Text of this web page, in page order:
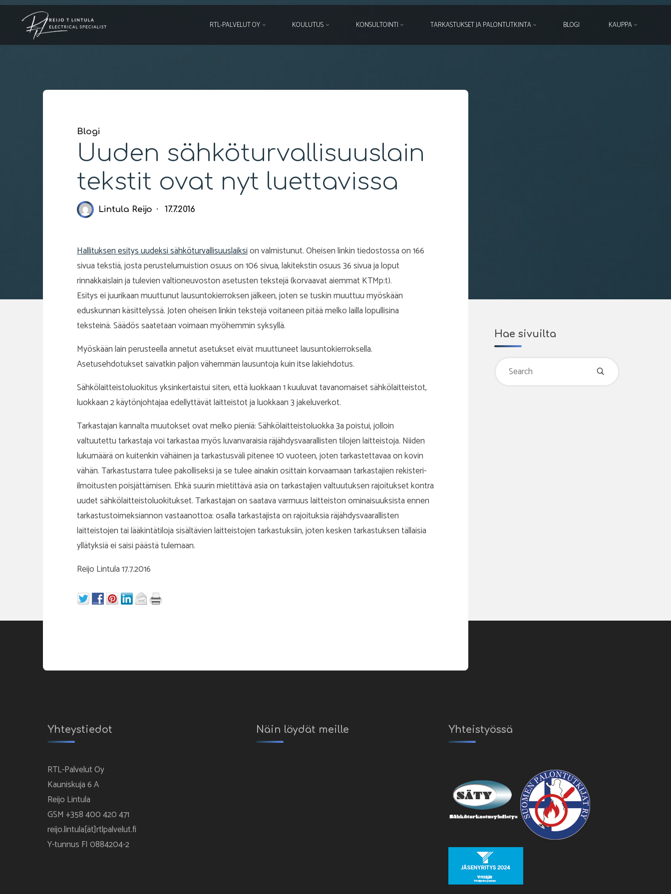
Skip
RTL-PALVELUT OY KOULUTUS KONSULTOINTI TARKASTUKSET JA PALONTUTKINTA BLOGI KAUPPA
Blogi
Uuden sähköturvallisuuslain
tekstit ovat nyt luettavissa
Lintula Reijo 17.7.2016
Hallituksen esitys uudeksi sähköturvallisuuslaiksion valmistunut. Oheisen linkin tiedostossa on 166
sivua tekstiä, josta perustelumuistion osuus on 106 sivua, lakitekstin osuus 36 sivua ja loput
rinnakkaislain ja tulevien valtioneuvoston asetusten tekstejä (korvaavat aiemmat KTMp:t).
Esitys ei juurikaan muuttunut lausuntokierroksen jälkeen, joten se tuskin muuttuu myöskään
eduskunnan käsittelyssä. Joten oheisen linkin tekstejä voitaneen pitää melko lailla lopullisina
teksteinä. Säädös saatetaan voimaan myöhemmin syksyllä.
Myöskään lain perusteella annetut asetukset eivät muuttuneet lausuntokierroksella.
Asetusehdotukset saivatkin paljon vähemmän lausuntoja kuin itse lakiehdotus.
Sähkölaitteistoluokitus yksinkertaistui siten, että luokkaan 1 kuuluvat tavanomaiset sähkölaitteistot,
luokkaan 2 käytönjohtajaa edellyttävät laitteistot ja luokkaan 3 jakeluverkot.
Tarkastajan kannalta muutokset ovat melko pieniä: Sähkölaitteistoluokka 3a poistui, jolloin
valtuutettu tarkastaja voi tarkastaa myös luvanvaraisia räjähdysvaarallisten tilojen laitteistoja. Niiden
lukumäärä on kuitenkin vähäinen ja tarkastusväli pitenee 10 vuoteen, joten tarkastettavaa on kovin
vähän. Tarkastustarra tulee pakolliseksi ja se tulee ainakin osittain korvaamaan tarkastajien rekisteri-
ilmoitusten poisjättämisen. Ehkä suurin mietittävä asia on tarkastajien valtuutuksen rajoitukset kontra
uudet sähkölaitteistoluokitukset. Tarkastajan on saatava varmuus laitteiston ominaisuuksista ennen
tarkastustoimeksiannon vastaanottoa: osalla tarkastajista on rajoituksia räjähdysvaarallisten
laitteistojen tai lääkintätiloja sisältävien laitteistojen tarkastuksiin, joten kesken tarkastuksen tällaisia
yllätyksiä ei saisi päästä tulemaan.
Reijo Lintula 17.7.2016
Hae sivuilta
Yhteystiedot
RTL-Palvelut Oy
Kauniskuja 6 A
Reijo Lintula
GSM +358 400 420 471
reijo.lintula[ät]rtlpalvelut.fi
Y-tunnus FI 0884204-2
Näin löydät meille Yhteistyössä